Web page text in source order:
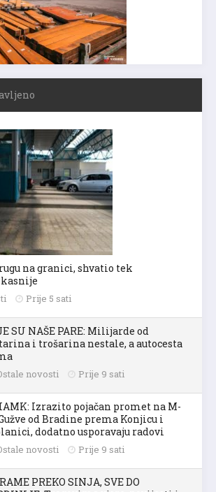
na granici, shvatio tek
Prije 5 sati
SU NAŠE PARE: Milijarde od
i trošarina nestale, a autocesta
novosti Prije 9 sati
Izrazito pojačan promet na M-
od Bradine prema Konjicu i
dodatno usporavaju radovi
novosti Prije 9 sati
PREKO SINJA, SVE DO